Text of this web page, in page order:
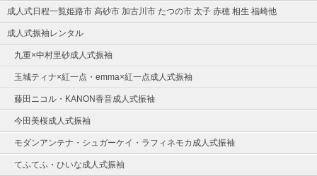
成人式日程一覧姫路市 高砂市 加古川市 たつの市 太子 赤穂 相生 福崎他
成人式振袖レンタル
九重×中村里砂成人式振袖
玉城ティナ×紅一点・emma×紅一点成人式振袖
藤田ニコル・KANON香音成人式振袖
今田美桜成人式振袖
モダンアンテナ・シュガーケイ・ラフィネモカ成人式振袖
てふてふ・ひいな成人式振袖